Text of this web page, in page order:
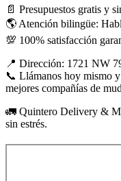
📄 Presupuestos gratis y
🌎 Atención bilingüe:
💯 100% satisfacción
📍 Dirección: 1721 NW
📞 Llámanos hoy mismo
mejores compañías de
🚛 Quintero Delivery &
sin estrés.